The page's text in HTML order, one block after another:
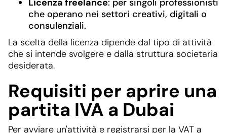
che operano nei settori creativi, digitali o
consulenziali.
La scelta della licenza dipende dal tipo di attività
che si intende svolgere e dalla struttura societaria
desiderata.
Requisiti per aprire una
partita IVA a Dubai
Per avviare un'attività e registrarsi per la VAT a